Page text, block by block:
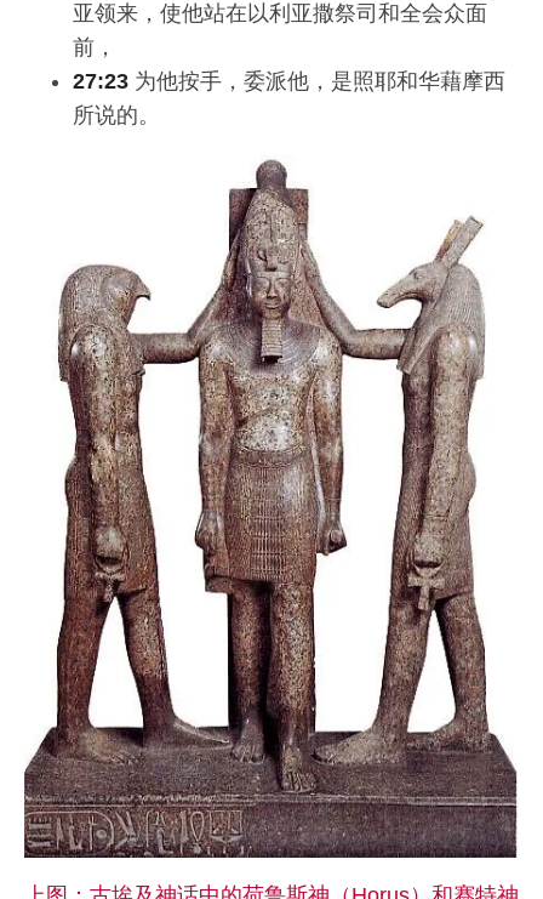
亚领来，使他站在以利亚撒祭司和全会众面
前，
27:23 为他按手，委派他，是照耶和华藉摩西
所说的。